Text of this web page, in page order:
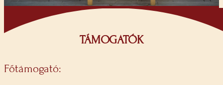
TÁMOGATÓK
Főtámogató: